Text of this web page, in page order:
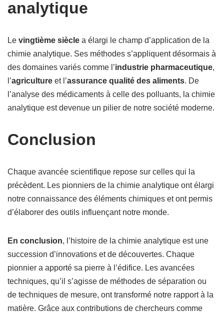
analytique
Le vingtième siècle a élargi le champ d’application de la
chimie analytique. Ses méthodes s’appliquent désormais à
des domaines variés comme l’industrie pharmaceutique,
l’agriculture et l’assurance qualité des aliments. De
l’analyse des médicaments à celle des polluants, la chimie
analytique est devenue un pilier de notre société moderne.
Conclusion
Chaque avancée scientifique repose sur celles qui la
précèdent. Les pionniers de la chimie analytique ont élargi
notre connaissance des éléments chimiques et ont permis
d’élaborer des outils influençant notre monde.
En conclusion, l’histoire de la chimie analytique est une
succession d’innovations et de découvertes. Chaque
pionnier a apporté sa pierre à l’édifice. Les avancées
techniques, qu’il s’agisse de méthodes de séparation ou
de techniques de mesure, ont transformé notre rapport à la
matière. Grâce aux contributions de chercheurs comme